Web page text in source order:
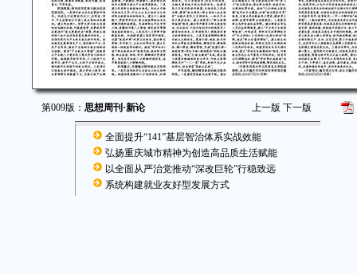
第009版： 思想周刊·新论 上一版 下一版
全面提升“141”基层智治体系实战效能
弘扬重庆城市精神为创造高品质生活赋能
以全面从严治党推动“深改巨轮”行稳致远
系统构建就业友好型发展方式